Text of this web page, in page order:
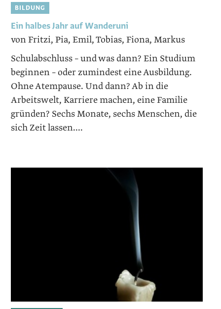
BILDUNG
Ein halbes Jahr auf Wanderuni
von Fritzi, Pia, Emil, Tobias, Fiona, Markus
Schulabschluss – und was dann? Ein Studium
beginnen – oder zumindest eine Ausbildung.
Ohne Atempause. Und dann? Ab in die
Arbeitswelt, Karriere machen, eine Familie
gründen? Sechs Monate, sechs Menschen, die
sich Zeit lassen....